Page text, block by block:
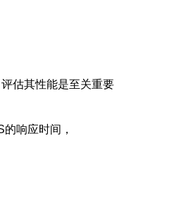
估其性能是至关重要
响应时间，